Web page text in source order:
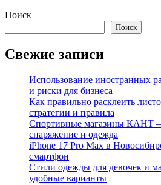
Поиск
Поиск
Свежие записи
Использование иностранных
и риски для бизнеса
Как правильно расклеить
стратегии и правила
Спортивные магазины КАНТ
снаряжение и одежда
iPhone 17 Pro Max в
смартфон
Стили одежды для девочек и
удобные варианты